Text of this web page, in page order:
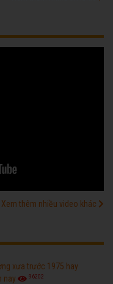
Xem thêm nhiều video khác
xưa trước 1975 hay
nay
96202